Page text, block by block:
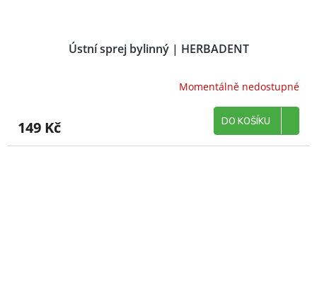
Ústní sprej bylinný | HERBADENT
Momentálně nedostupné
149 Kč DO KOŠÍKU